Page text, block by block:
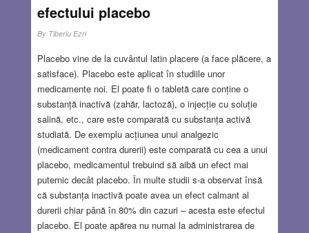
efectului placebo
By Tiberiu Ezri
Placebo vine de la cuvântul latin placere (a face plăcere, a
satisface). Placebo este aplicat în studiile unor
medicamente noi. El poate fi o tabletă care conține o
substanță inactivă (zahăr, lactoză), o injecție cu soluție
salină, etc., care este comparată cu substanța activă
studiată. De exemplu acțiunea unui analgezic
(medicament contra durerii) este comparată cu cea a unui
placebo, medicamentul trebuind să aibă un efect mai
puternic decât placebo. În multe studii s-a observat însă
că substanța inactivă poate avea un efect calmant al
durerii chiar până în 80% din cazuri – acesta este efectul
placebo. El poate apărea nu numai la administrarea de